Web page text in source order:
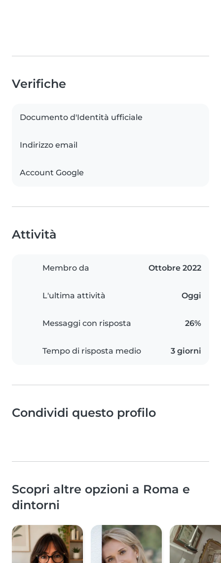
Verifiche
Documento d'Identità ufficiale
Indirizzo email
Account Google
Attività
Membro da Ottobre 2022
L'ultima attività Oggi
Messaggi con risposta 26%
Tempo di risposta medio 3 giorni
Condividi questo profilo
Scopri altre opzioni a Roma e
dintorni